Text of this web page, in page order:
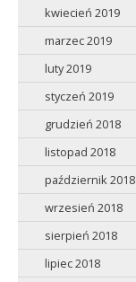
kwiecień 2019
marzec 2019
luty 2019
styczeń 2019
grudzień 2018
listopad 2018
październik 2018
wrzesień 2018
sierpień 2018
lipiec 2018